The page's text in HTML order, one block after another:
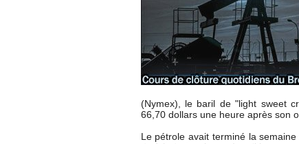
(Nymex), le baril de "light sweet
66,70 dollars une heure après son
Le pétrole avait terminé la